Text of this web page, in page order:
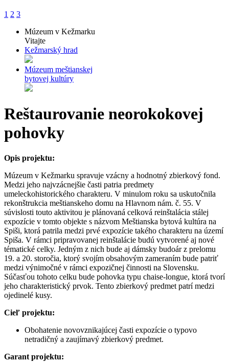
1 2 3
Múzeum v Kežmarku
Vitajte
Kežmarský hrad
Múzeum meštianskej
bytovej kultúry
Reštaurovanie neorokokovej
pohovky
Opis projektu:
Múzeum v Kežmarku spravuje vzácny a hodnotný zbierkový fond.
Medzi jeho najvzácnejšie časti patria predmety
umeleckohistorického charakteru. V minulom roku sa uskutočnila
rekonštrukcia meštianskeho domu na Hlavnom nám. č. 55. V
súvislosti touto aktivitou je plánovaná celková reinštalácia stálej
expozície v tomto objekte s názvom Meštianska bytová kultúra na
Spiši, ktorá patrila medzi prvé expozície takého charakteru na území
Spiša. V rámci pripravovanej reinštalácie budú vytvorené aj nové
tématické celky. Jedným z nich bude aj dámsky budoár z prelomu
19. a 20. storočia, ktorý svojím obsahovým zameraním bude patriť
medzi výnimočné v rámci expozičnej činnosti na Slovensku.
Súčasťou tohoto celku bude pohovka typu chaise-longue, ktorá tvorí
jeho charakteristický prvok. Tento zbierkový predmet patrí medzi
ojedinelé kusy.
Cieľ projektu:
Obohatenie novovznikajúcej časti expozície o typovo
netradičný a zaujímavý zbierkový predmet.
Garant projektu: